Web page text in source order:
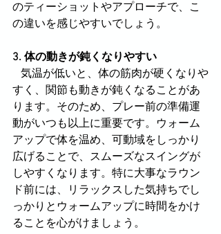
のティーショットやアプローチで、こ
の違いを感じやすいでしょう。
3. 体の動きが鈍くなりやすい
すく、関節も動きが鈍くなることがあ
ります。そのため、プレー前の準備運
動がいつも以上に重要です。ウォーム
アップで体を温め、可動域をしっかり
広げることで、スムーズなスイングが
しやすくなります。特に大事なラウン
ド前には、リラックスした気持ちでし
っかりとウォームアップに時間をかけ
ることを心がけましょう。